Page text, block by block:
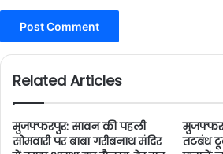
Related Articles
मुजफ्फरपुर: सावन की पहली
सोमवारी पर बाबा गरीबनाथ मंदिर
तटबंध